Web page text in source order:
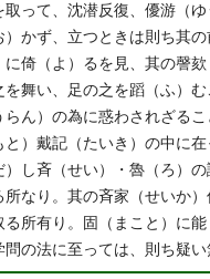
って、沈潜反復、優游（
）かず、立つときは則ち其
に倚（よ）るを見、其の謦
舞い、足の之を蹈（ふ）
ん）の為に惑わされざるこ
と）戴記（たいき）の中に
し斉（せい）・魯（ろ）
なり。其の斉家（せいか
所有り。固（まこと）に
の法に至っては、則ち疑い